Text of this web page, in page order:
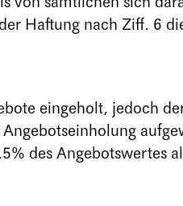
Haftung nach Ziff. 6
eingeholt, jedoch
des Angebotswertes